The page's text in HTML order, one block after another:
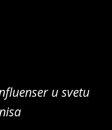
u svetu